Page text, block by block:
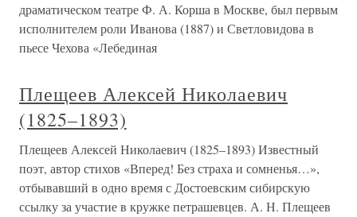
драматическом театре Ф. А. Корша в Москве, был первым
исполнителем роли Иванова (1887) и Светловидова в
пьесе Чехова «Лебединая
Плещеев Алексей Николаевич
(1825–1893)
Плещеев Алексей Николаевич (1825–1893) Известный
поэт, автор стихов «Вперед! Без страха и сомненья…»,
отбывавший в одно время с Достоевским сибирскую
ссылку за участие в кружке петрашевцев. А. Н. Плещеев